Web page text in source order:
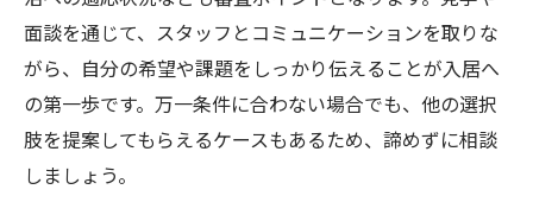
面談を通じて、スタッフとコミュニケーションを取りな
がら、自分の希望や課題をしっかり伝えることが入居へ
の第一歩です。万一条件に合わない場合でも、他の選択
肢を提案してもらえるケースもあるため、諦めずに相談
しましょう。